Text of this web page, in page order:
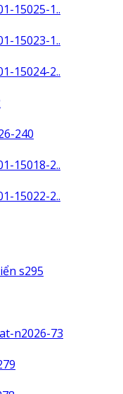
15025-1..
15023-1..
15024-2..
240
15018-2..
15022-2..
s295
n2026-73